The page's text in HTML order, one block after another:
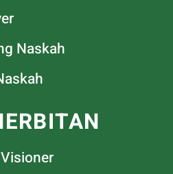
Naskah